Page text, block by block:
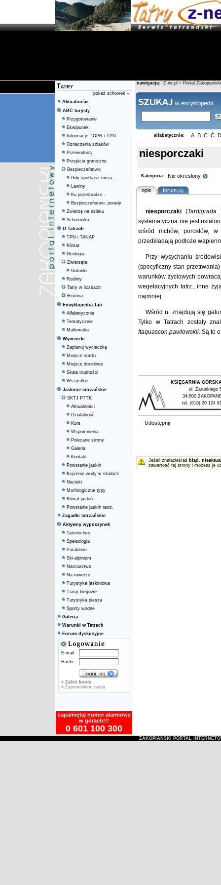
Tatry
pokaż schowek »
Aktualności
ABC turysty
Przygotowanie
Ekwipunek
Informacje TOPR i TPN
Oznaczenia szlaków
Przewodnicy
Przejścia graniczne
Bezpieczeństwo
Gdy spotkasz misia...
Lawiny
Ku przestrodze...
Bezpieczeństwo, porady
Zwierzę na szlaku
Schroniska
O Tatrach
TPN i TANAP
Klimat
Geologia
Zwierzęta
Gatunki
Rośliny
Tatry w liczbach
Historia
Encyklopedia Tatr
Alfabetycznie
Tematycznie
Multimedia
Wycieczki
Zaplanuj wycieczkę
Miejsce startu
Miejsce docelowe
Skala trudności
Wszystkie
Jaskinie tatrzańskie
SKTJ PTTK
Aktualności
Działalność
Kurs
Wspomnienia
Polecane strony
Galeria
Kontakt
Powstanie jaskiń
Krążenie wody w skałach
Nacieki
Morfologiczne typy
Klimat jaskiń
Powstanie jaskiń tatrz.
Zagadki tatrzańskie
Aktywny wypoczynek
Taternictwo
Speleologia
Paralotnie
Ski-alpinizm
Narciarstwo
Na rowerze
Turystyka jaskiniowa
Trasy biegowe
Turystyka piesza
Sporty wodne
Galeria
Warunki w Tatrach
Forum dyskusyjne
E-mail
Hasło
» Załóż konto
»Zapomniałem hasła
zapamiętaj numer alarmowy
w górach!!!
0 601 100 300
nawigacja: Z-ne.pl » Portal Zakopiański
alfabetycznie: A B C Ć D
niesporczaki
Kategoria: Nie okreslony
opis forum(0)
niesporczaki (Tardigrada
systematyczna nie jest
wśród mchów, porostów,
przedkładają podłoże
Przy wysychaniu
(specyficzny stan
warunków życiowych
wegetacyjnych tatrz., inne
najmniej.
Wśród n. znajdują się
Tylko w Tatrach zostały
Itaquascon pawlowskii. Są to
KSIĘGARNIA
ul. Zaruskiego
34-500
tel. (018) 20 124
Udostępnij
Jeżeli znalazłeś/aś błąd ,
zawartość tej strony i możesz je
ZAKOPIAŃSKI PORTAL